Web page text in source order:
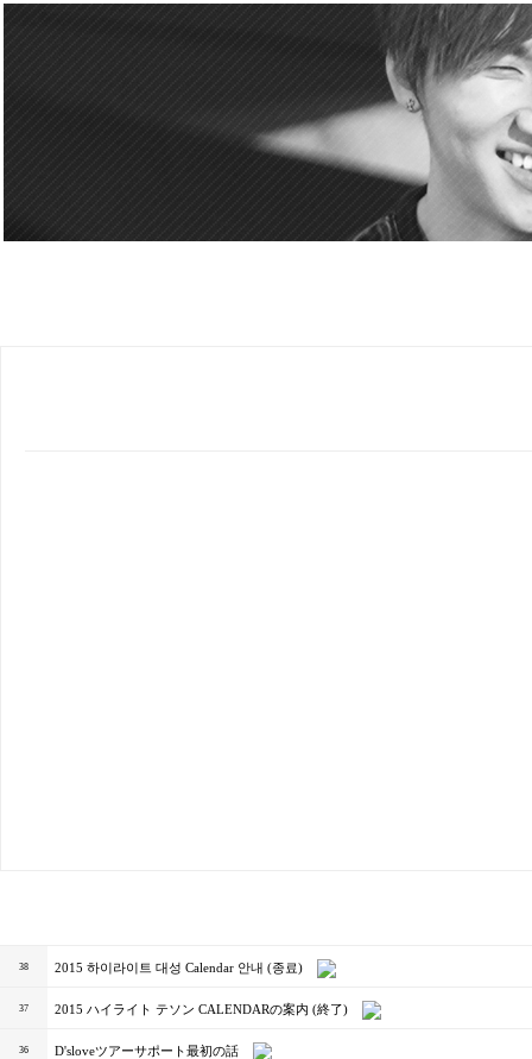
38 2015 하이라이트 대성 Calendar 안내 (종료)
37 2015 ハイライト テソン CALENDARの案内 (終了)
36 D'sloveツアーサポート最初の話